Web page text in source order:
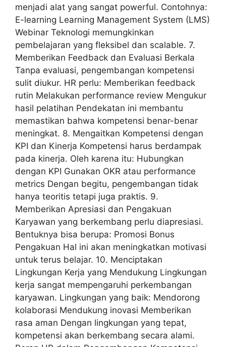
menjadi alat yang sangat powerful. Contohnya:
E-learning Learning Management System (LMS)
Webinar Teknologi memungkinkan
pembelajaran yang fleksibel dan scalable. 7.
Memberikan Feedback dan Evaluasi Berkala
Tanpa evaluasi, pengembangan kompetensi
sulit diukur. HR perlu: Memberikan feedback
rutin Melakukan performance review Mengukur
hasil pelatihan Pendekatan ini membantu
memastikan bahwa kompetensi benar-benar
meningkat. 8. Mengaitkan Kompetensi dengan
KPI dan Kinerja Kompetensi harus berdampak
pada kinerja. Oleh karena itu: Hubungkan
dengan KPI Gunakan OKR atau performance
metrics Dengan begitu, pengembangan tidak
hanya teoritis tetapi juga praktis. 9.
Memberikan Apresiasi dan Pengakuan
Karyawan yang berkembang perlu diapresiasi.
Bentuknya bisa berupa: Promosi Bonus
Pengakuan Hal ini akan meningkatkan motivasi
untuk terus belajar. 10. Menciptakan
Lingkungan Kerja yang Mendukung Lingkungan
kerja sangat mempengaruhi perkembangan
karyawan. Lingkungan yang baik: Mendorong
kolaborasi Mendukung inovasi Memberikan
rasa aman Dengan lingkungan yang tepat,
kompetensi akan berkembang secara alami.